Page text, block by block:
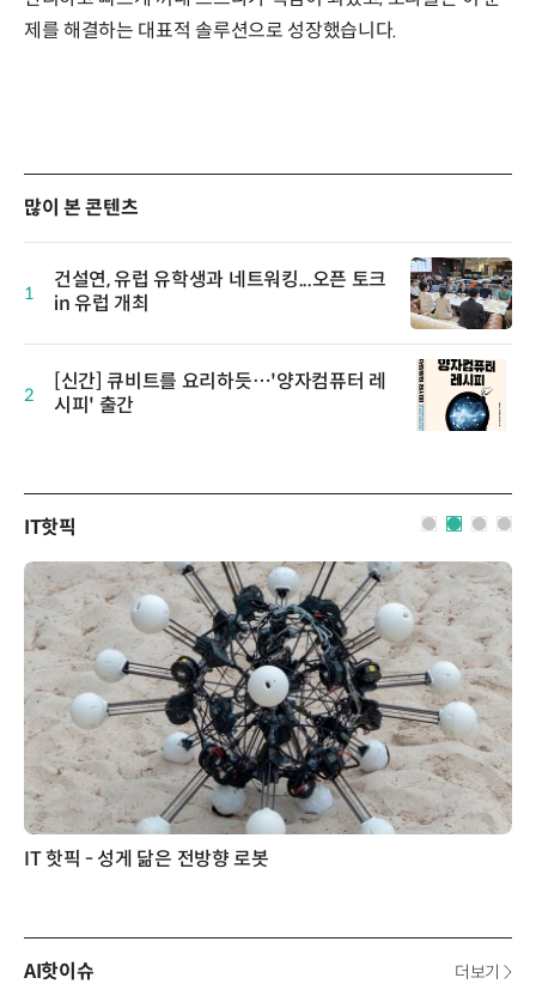
제를 해결하는 대표적 솔루션으로 성장했습니다.
많이 본 콘텐츠
1
건설연, 유럽 유학생과 네트워킹...오픈 토크
in 유럽 개최
2
[신간] 큐비트를 요리하듯…'양자컴퓨터 레
시피' 출간
IT핫픽
IT 핫픽 - 성게 닮은 전방향 로봇
AI핫이슈 더보기